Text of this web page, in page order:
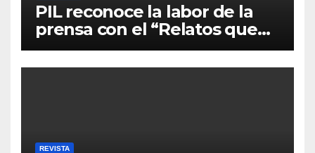
PIL reconoce la labor de la
prensa con el “Relatos que
alimentan Bolivia”
REVISTA